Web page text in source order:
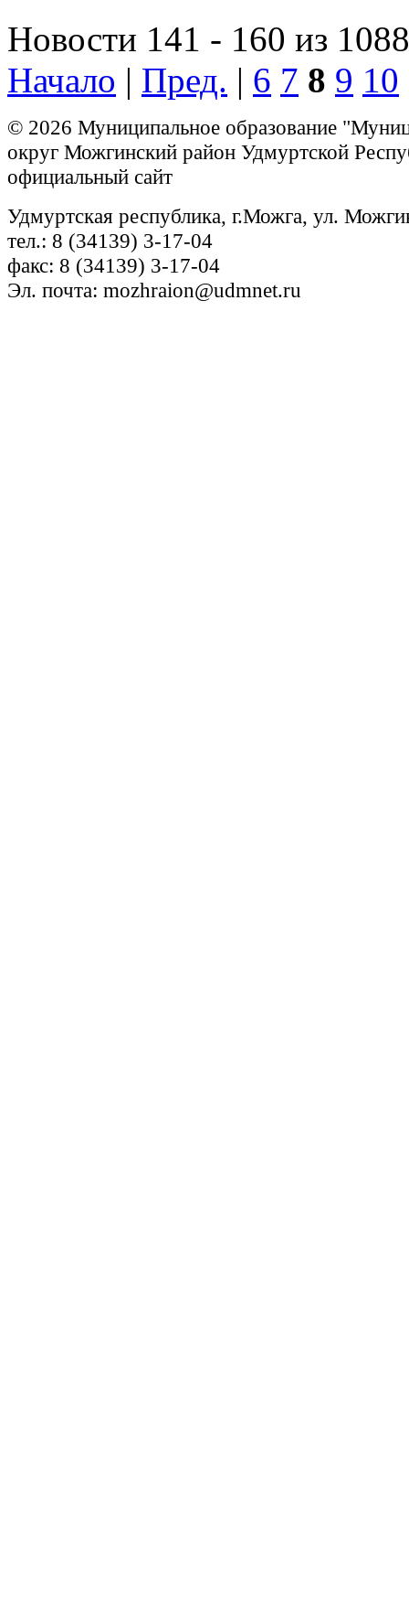
Новости 141 - 160 из
Начало | Пред. | 6 7 8 9 10
© 2026 Муниципальное образование
округ Можгинский район Удмуртской
официальный сайт
Удмуртская республика, г.Можга, ул.
тел.: 8 (34139) 3-17-04
факс: 8 (34139) 3-17-04
Эл. почта: mozhraion@udmnet.ru